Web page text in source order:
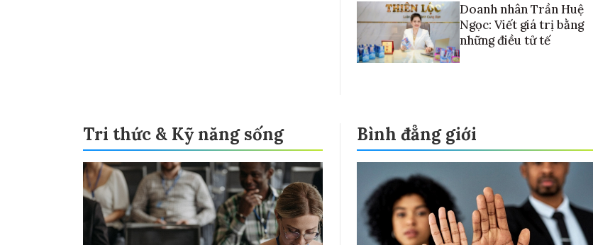
Doanh nhân Trần Huệ
Ngọc: Viết giá trị bằng
những điều tử tế
Tri thức & Kỹ năng sống Bình đẳng giới